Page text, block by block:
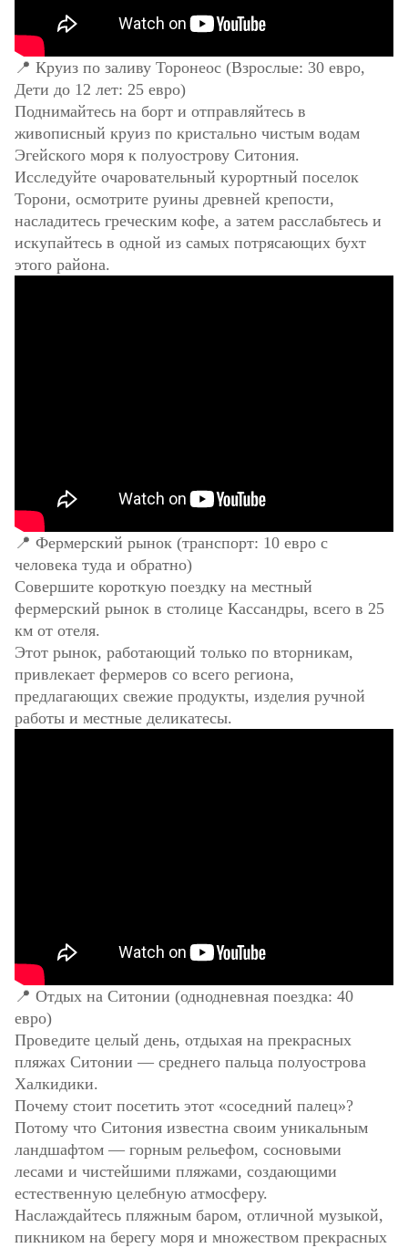
📍 Круиз по заливу Торонеос (Взрослые: 30 евро,
Дети до 12 лет: 25 евро)
Поднимайтесь на борт и отправляйтесь в
живописный круиз по кристально чистым водам
Эгейского моря к полуострову Ситония.
Исследуйте очаровательный курортный поселок
Торони, осмотрите руины древней крепости,
насладитесь греческим кофе, а затем расслабьтесь и
искупайтесь в одной из самых потрясающих бухт
этого района.
📍 Фермерский рынок (транспорт: 10 евро с
человека туда и обратно)
Совершите короткую поездку на местный
фермерский рынок в столице Кассандры, всего в 25
км от отеля.
Этот рынок, работающий только по вторникам,
привлекает фермеров со всего региона,
предлагающих свежие продукты, изделия ручной
работы и местные деликатесы.
📍 Отдых на Ситонии (однодневная поездка: 40
евро)
Проведите целый день, отдыхая на прекрасных
пляжах Ситонии — среднего пальца полуострова
Халкидики.
Почему стоит посетить этот «соседний палец»?
Потому что Ситония известна своим уникальным
ландшафтом — горным рельефом, сосновыми
лесами и чистейшими пляжами, создающими
естественную целебную атмосферу.
Наслаждайтесь пляжным баром, отличной музыкой,
пикником на берегу моря и множеством прекрасных